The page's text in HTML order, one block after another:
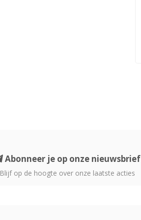
Abonneer je op onze nieuwsbrief
Blijf op de hoogte over onze laatste acties